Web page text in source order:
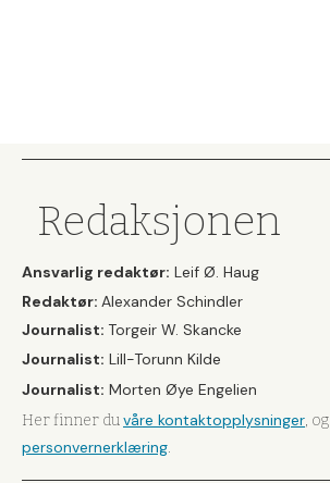
Redaksjonen
Ansvarlig redaktør: Leif Ø. Haug
Redaktør: Alexander Schindler
Journalist: Torgeir W. Skancke
Journalist: Lill-Torunn Kilde
Journalist: Morten Øye Engelien
Her finner duvåre kontaktopplysninger, og
personvernerklæring.